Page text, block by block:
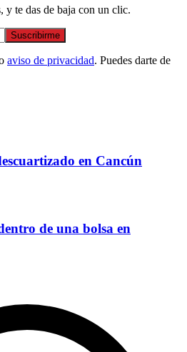
y te das de baja con un clic.
Suscribirme
aviso de privacidad. Puedes darte de
en Cancún
de una bolsa en